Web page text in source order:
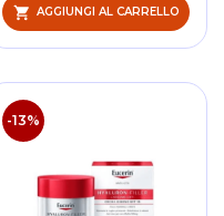
AGGIUNGI AL CARRELLO
-13%